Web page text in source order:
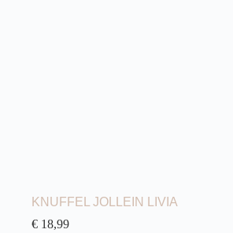
KNUFFEL JOLLEIN LIVIA
€ 18,99